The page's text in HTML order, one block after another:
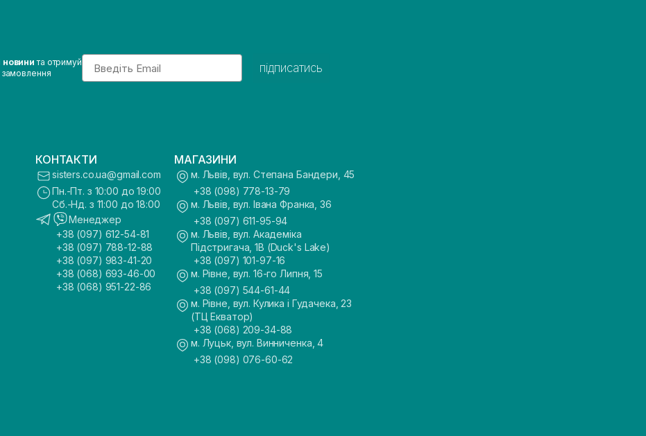
новини та отримуйEmail
підписатись
КОНТАКТИ
sisters.co.ua@gmail.com
Пн.-Пт. з 10:00 до 19:00
Сб.-Нд. з 11:00 до 18:00
Менеджер
+38 (097) 612-54-81
+38 (097) 788-12-88
+38 (097) 983-41-20
+38 (068) 693-46-00
+38 (068) 951-22-86
МАГАЗИНИ
м. Львів, вул. Степана Бандери, 45
+38 (098) 778-13-79
м. Львів, вул. Івана Франка, 36
+38 (097) 611-95-94
м. Львів, вул. Академіка
Підстригача, 1В (Duck's Lake)
+38 (097) 101-97-16
м. Рівне, вул. 16-го Липня, 15
+38 (097) 544-61-44
м. Рівне, вул. Кулика і Гудачека, 23
(ТЦ Екватор)
+38 (068) 209-34-88
м. Луцьк, вул. Винниченка, 4
+38 (098) 076-60-62